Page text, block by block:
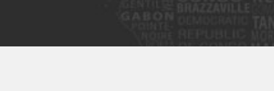
Otomano, la era comunista bajo Ceausescu. Y
Vlad el Empalador, que provenía de Transilvania.